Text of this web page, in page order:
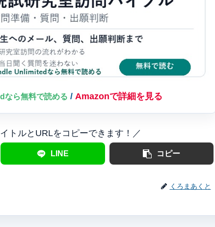
なら無料で読める / Amazonで詳細を見る
トルとURLをコピーできます！／
LINE コピー
くろまあくと